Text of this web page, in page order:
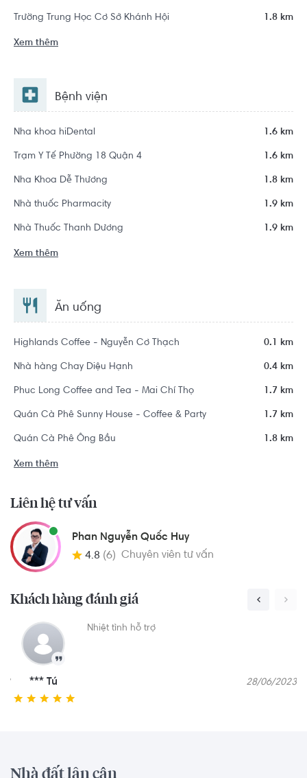
Trường Trung Học Cơ Sở Khánh Hội 1.8 km
Xem thêm
Bệnh viện
Nha khoa hiDental 1.6 km
Trạm Y Tế Phường 18 Quận 4 1.6 km
Nha Khoa Dễ Thương 1.8 km
Nhà thuốc Pharmacity 1.9 km
Nhà Thuốc Thanh Dương 1.9 km
Xem thêm
Ăn uống
Highlands Coffee - Nguyễn Cơ Thạch 0.1 km
Nhà hàng Chay Diệu Hạnh 0.4 km
Phuc Long Coffee and Tea - Mai Chí Thọ 1.7 km
Quán Cà Phê Sunny House - Coffee & Party 1.7 km
Quán Cà Phê Ông Bầu 1.8 km
Xem thêm
Liên hệ tư vấn
Phan Nguyễn Quốc Huy
4.8 (6) Chuyên viên tư vấn
Khách hàng đánh giá
*** Tú
Nhiệt tình hỗ trợ
28/06/2023
Nhà đất lân cận